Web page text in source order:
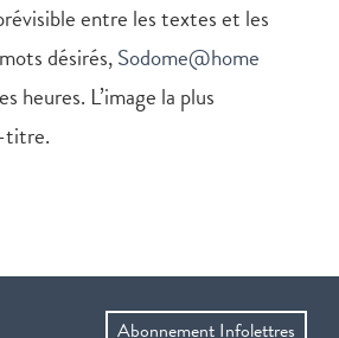
entre les textes et les
désirés,Sodome@home
heures. L’image la plus
titre.
Abonnement Infolettres